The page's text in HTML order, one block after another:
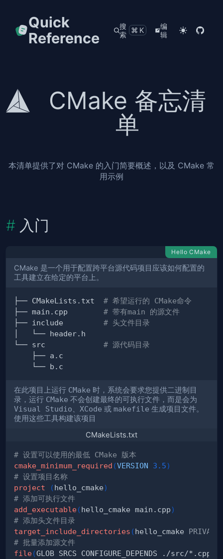
Quick
Reference
搜
索
⌘K
编
辑
CMake 备忘清
单
本清单提供了对 CMake 的入门简要概述，以及 CMake 常
用示例
入门
Hello CMake
CMake 是一个用于配置跨平台源代码项目应该如何配置的
工具建立在给定的平台上。
├── CMakeLists.txt # 希望运行的 CMake命令
├── main.cpp # 带有main 的源文件
├── include # 头文件目录
└── src # 源代码目录
在此项目上运行 CMake 时，系统会要求您提供二进制目
录，运行 CMake 不会创建最终的可执行文件，而是会为
Visual Studio XCode 或 makefile 生成项目文件。
使用这些工具构建该项目
CMakeLists.txt
# 设置可以使用的最低 CMake 版本
cmake_minimum_required (VERSION 3.5)
# 设置项目名称
project
(hello_cmake)
# 添加可执行文件
add_executable(hello_cmake main.cpp)
# 添加头文件目录
target_include_directories (hello_cmake PRIVATE
# 批量添加源文件
file(GLOB SRCS CONFIGURE_DEPENDS ./src/*.cpp